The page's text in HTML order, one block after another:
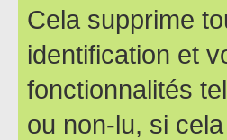
Cela supprime
identification et
fonctionnalités
ou non-lu, si